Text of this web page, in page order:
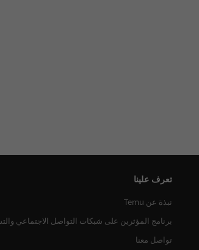
تعرف علينا
نبذة عن Temu
برنامج المؤثرين على شبكات التواصل الاجتماعي
تواصل معنا